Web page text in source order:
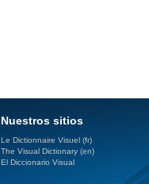
Nuestros sitios
Le Dictionnaire Visuel (fr)
The Visual Dictionary (en)
El Diccionario Visual